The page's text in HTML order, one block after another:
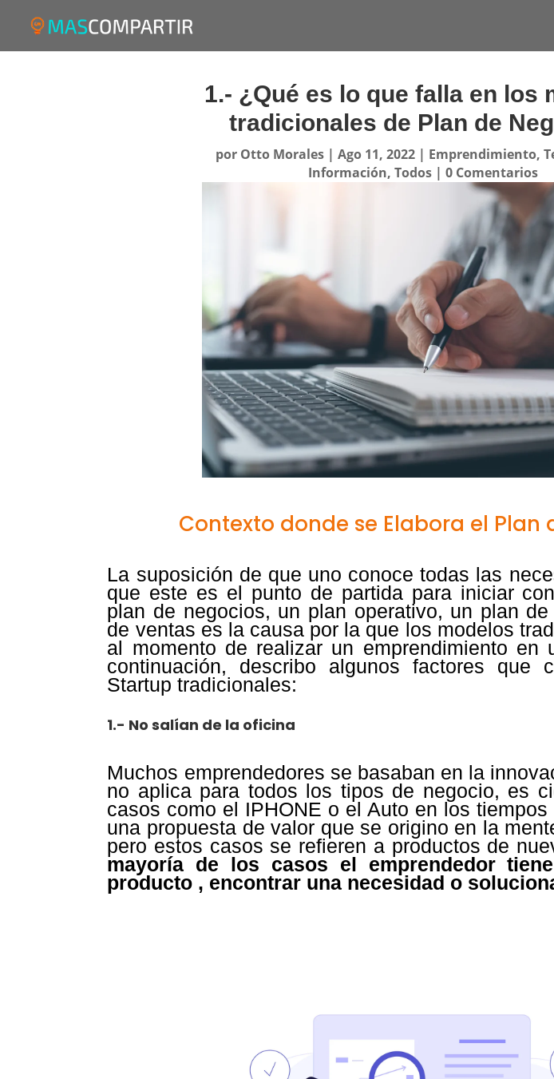
1.- ¿Qué es lo que falla en los
tradicionales de Plan de
por Otto Morales |Ago 11, 2022 | Emprendimiento,
Información,Todos |0 Comentarios
Contexto donde se Elabora el Plan
La suposición de que uno conoce todas las
que este es el punto de partida para iniciar
plan de negocios, un plan operativo, un plan
de ventas es la causa por la que los modelos
al momento de realizar un emprendimiento en
continuación, describo algunos factores que
Startup tradicionales:
1.- No salían de la oficina
Muchos emprendedores se basaban en la
no aplica para todos los tipos de negocio, es
casos como el IPHONE o el Auto en los
una propuesta de valor que se origino en la
pero estos casos se refieren a productos de
mayoría de los casos el emprendedor
producto , encontrar una necesidad o